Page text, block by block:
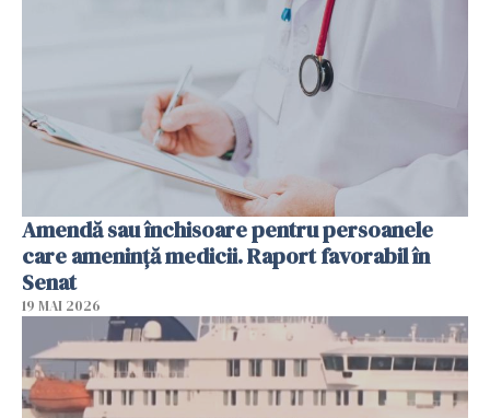
Amendă sau închisoare pentru persoanele
care ameninţă medicii. Raport favorabil în
Senat
19 MAI 2026